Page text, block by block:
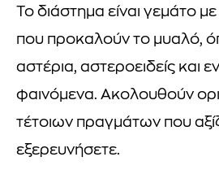
Το διάστημα είναι γεμάτο
που προκαλούν το μυαλό,
αστέρια, αστεροειδείς και
φαινόμενα. Ακολουθούν
τέτοιων πραγμάτων που
εξερευνήσετε.